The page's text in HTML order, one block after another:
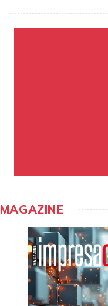
MAGAZINE